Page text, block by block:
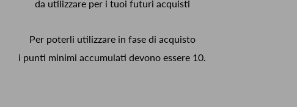
da utilizzare per i tuoi futuri acquisti
Per poterli utilizzare in fase di acquisto
i punti minimi accumulati devono essere 10.